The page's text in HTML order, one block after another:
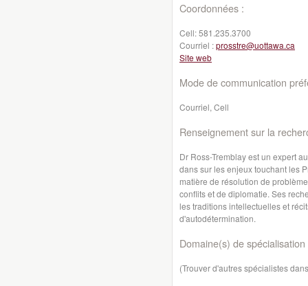
Coordonnées :
Cell:581.235.3700
Courriel :prosstre@uottawa.ca
Site web
Mode de communication
Courriel, Cell
Renseignement sur la
Dr Ross-Tremblay est un expert
dans sur les enjeux touchant les
matière de résolution de
conflits et de diplomatie. Ses
les traditions intellectuelles et
d'autodétermination.
Domaine(s) de spécialisation
(Trouver d'autres spécialistes